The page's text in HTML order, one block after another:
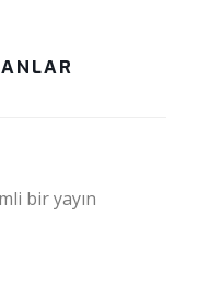
bir yayın